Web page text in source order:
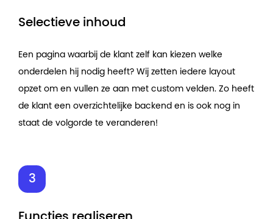
Selectieve inhoud
Een pagina waarbij de klant zelf kan kiezen welke
onderdelen hij nodig heeft? Wij zetten iedere layout
opzet om en vullen ze aan met custom velden. Zo heeft
de klant een overzichtelijke backend en is ook nog in
staat de volgorde te veranderen!
Functies realiseren